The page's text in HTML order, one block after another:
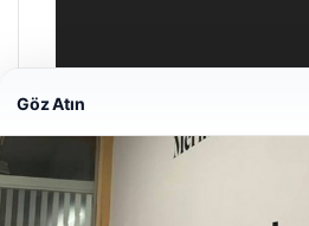
Enes Kaplan Avukatlık Bürosu
28/04/2026
Göz Atın